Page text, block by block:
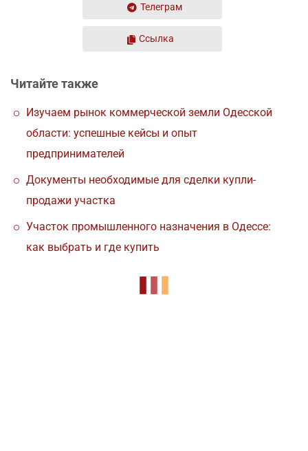
Телеграм
Ссылка
Читайте также
Изучаем рынок коммерческой земли Одесской
области: успешные кейсы и опыт
предпринимателей
Документы необходимые для сделки купли-
продажи участка
Участок промышленного назначения в Одессе:
как выбрать и где купить